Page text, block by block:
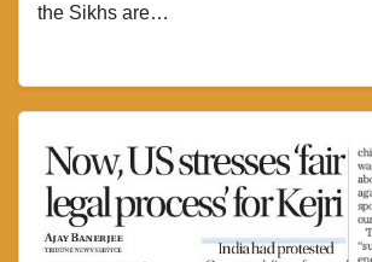
the Sikhs are…